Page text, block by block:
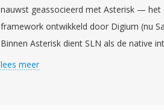
nauwst geassocieerd met Asterisk — het
framework ontwikkeld door Digium (nu
Binnen Asterisk dient SLN als de native
elke codec-transcoderingsbewerking
lees meer